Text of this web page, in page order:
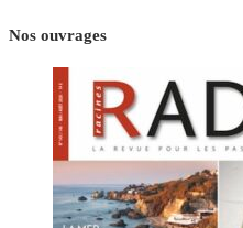
Nos ouvrages